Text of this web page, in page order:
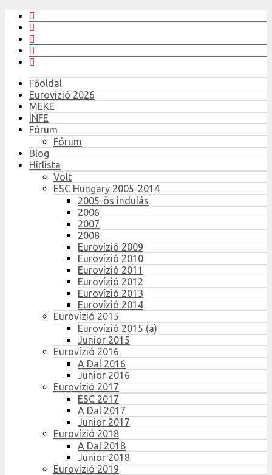
Főoldal
Eurovízió 2026
MEKE
INFE
Fórum
Fórum
Blog
Hírlista
Volt
ESC Hungary 2005-2014
2005-ös indulás
2006
2007
2008
Eurovízió 2009
Eurovízió 2010
Eurovízió 2011
Eurovízió 2012
Eurovízió 2013
Eurovízió 2014
Eurovízió 2015
Eurovízió 2015 (a)
Junior 2015
Eurovízió 2016
A Dal 2016
Junior 2016
Eurovízió 2017
ESC 2017
A Dal 2017
Junior 2017
Eurovízió 2018
A Dal 2018
Junior 2018
Eurovízió 2019